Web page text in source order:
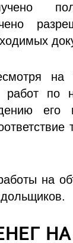
на
работ по
его
на